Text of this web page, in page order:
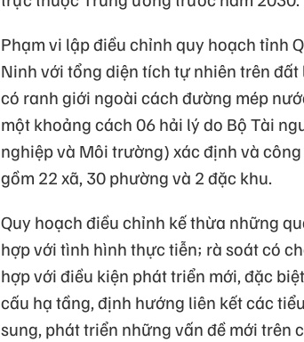
Phạm vi lập điều chỉnh quy hoạch tỉnh
Ninh với tổng diện tích tự nhiên trên
có ranh giới ngoài cách đường mép
một khoảng cách 06 hải lý do Bộ Tài
nghiệp và Môi trường) xác định và
gồm 22 xã, 30 phường và 2 đặc khu.
Quy hoạch điều chỉnh kế thừa những
hợp với tình hình thực tiễn; rà soát có
hợp với điều kiện phát triển mới, đặc
cấu hạ tầng, định hướng liên kết các
sung, phát triển những vấn đề mới trên